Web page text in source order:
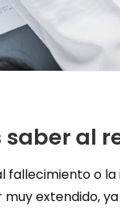
al
o la
extendido,